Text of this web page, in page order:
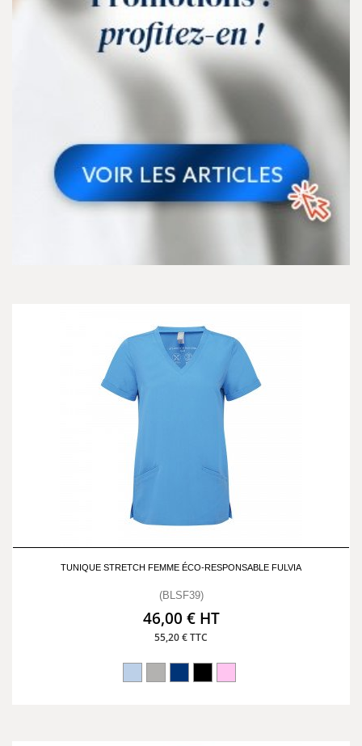
TUNIQUE STRETCH FEMME ÉCO-RESPONSABLE FULVIA
(BLSF39)
46,00 € HT
55,20 € TTC